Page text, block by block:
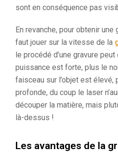
sont en conséquence pas
En revanche, pour obtenir
faut jouer sur la vitesse de la
le procédé d’une gravure
puissance est forte, plus le
faisceau sur l’objet est élevé,
profonde, du coup le laser
découper la matière, mais
là-dessus !
Les avantages de la